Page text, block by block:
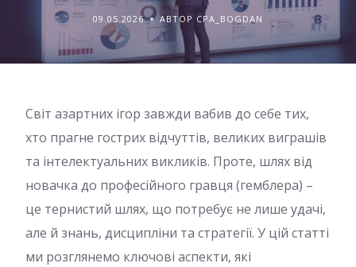
09.05.2026 АВТОР CPA_BOGDAN
Світ азартних ігор завжди вабив до себе тих,
хто прагне гострих відчуттів, великих виграшів
та інтелектуальних викликів. Проте, шлях від
новачка до професійного гравця (гемблера) –
це тернистий шлях, що потребує не лише удачі,
але й знань, дисципліни та стратегії. У цій статті
ми розглянемо ключові аспекти, які